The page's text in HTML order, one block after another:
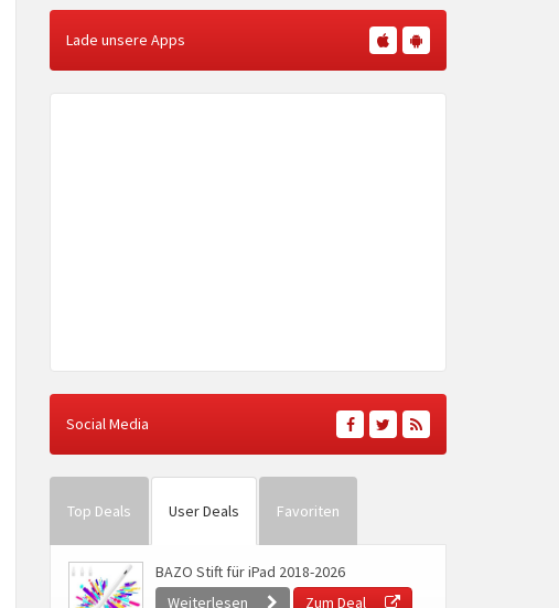
Lade unsere Apps
Social Media
Top Deals User Deals Favoriten
BAZO Stift für iPad 2018-2026
Weiterlesen
Zum Deal